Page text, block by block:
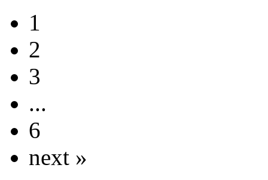
1
2
3
...
6
next »